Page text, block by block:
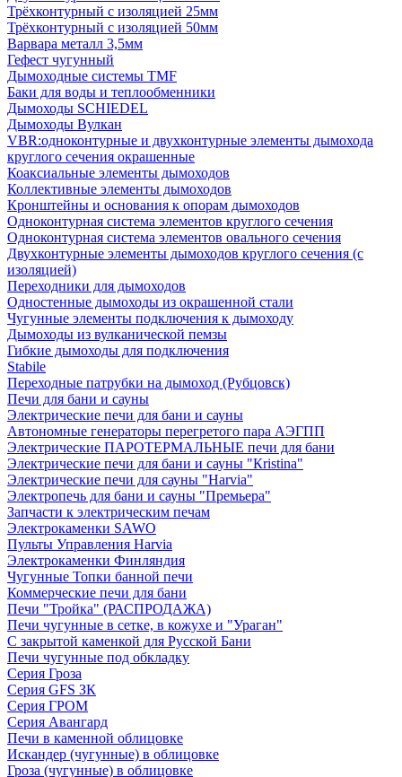
Трёхконтурный с изоляцией 25мм
Трёхконтурный с изоляцией 50мм
Варвара металл 3,5мм
Гефест чугунный
Дымоходные системы TMF
Баки для воды и теплообменники
Дымоходы SCHIEDEL
Дымоходы Вулкан
VBR:одноконтурные и двухконтурные элементы дымохода
круглого сечения окрашенные
Коаксиальные элементы дымоходов
Коллективные элементы дымоходов
Кронштейны и основания к опорам дымоходов
Одноконтурная система элементов круглого сечения
Одноконтурная система элементов овального сечения
Двухконтурные элементы дымоходов круглого сечения (с
изоляцией)
Переходники для дымоходов
Одностенные дымоходы из окрашенной стали
Чугунные элементы подключения к дымоходу
Дымоходы из вулканической пемзы
Гибкие дымоходы для подключения
Stabile
Переходные патрубки на дымоход (Рубцовск)
Печи для бани и сауны
Электрические печи для бани и сауны
Автономные генераторы перегретого пара АЭГПП
Электрические ПАРОТЕРМАЛЬНЫЕ печи для бани
Электрические печи для бани и сауны "Кristina"
Электрические печи для сауны "Harvia"
Электропечь для бани и сауны "Премьера"
Запчасти к электрическим печам
Электрокаменки SAWO
Пульты Управления Harvia
Электрокаменки Финляндия
Чугунные Топки банной печи
Коммерческие печи для бани
Печи "Тройка" (РАСПРОДАЖА)
Печи чугунные в сетке, в кожухе и "Ураган"
С закрытой каменкой для Русской Бани
Печи чугунные под обкладку
Серия Гроза
Серия GFS ЗК
Серия ГРОМ
Серия Авангард
Печи в каменной облицовке
Искандер (чугунные) в облицовке
Гроза (чугунные) в облицовке